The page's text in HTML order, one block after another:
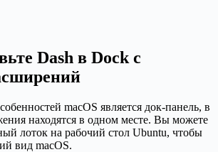
Dash в Dock с
macOS является док-панель, в
находятся в одном месте. Вы можете
лоток на рабочий стол Ubuntu, чтобы
вид macOS.